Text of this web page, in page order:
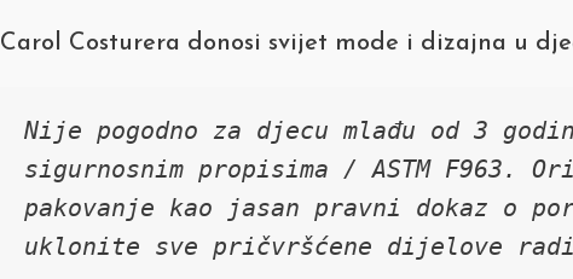
Carol Costurera donosi svijet mode i dizajna u
Nije pogodno za djecu mlađu od 3
sigurnosnim propisima / ASTM F963.
pakovanje kao jasan pravni dokaz o
uklonite sve pričvršćene dijelove radi